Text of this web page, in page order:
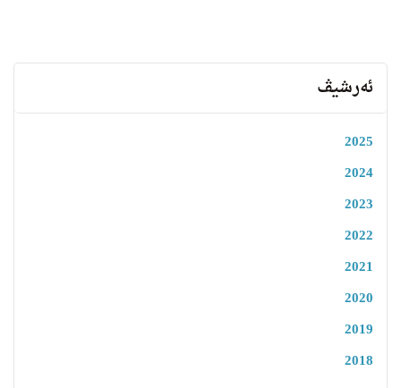
ئەرشیڤ
2025
2024
2023
2022
2021
2020
2019
2018